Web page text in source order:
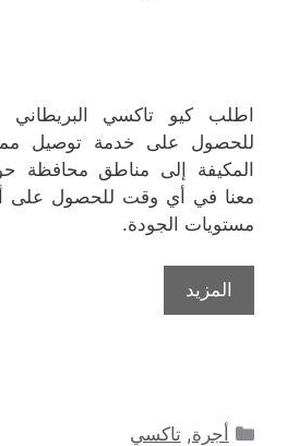
اطلب كيو تاكسي البريطاني
للحصول على خدمة توصيل
المكيفة إلى مناطق محافظة
معنا في أي وقت للحصول على
مستويات الجودة.
المزيد
التصنيفات
أجرة,تاكسي